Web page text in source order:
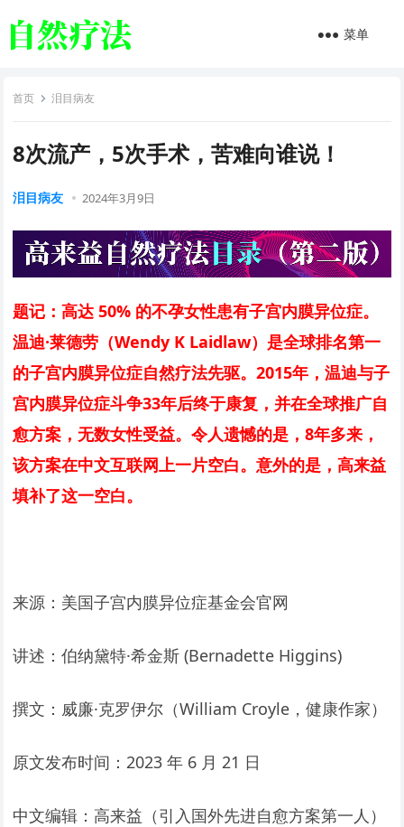
菜单
首页 泪目病友
8次流产，5次手术，苦难向谁说！
泪目病友 2024年3月9日
题记：高达 50% 的不孕女性患有子宫内膜异位症。
温迪·莱德劳（Wendy K Laidlaw）是全球排名第一
的子宫内膜异位症自然疗法先驱。2015年，温迪与子
宫内膜异位症斗争33年后终于康复，并在全球推广自
愈方案，无数女性受益。令人遗憾的是，8年多来，
该方案在中文互联网上一片空白。意外的是，高来益
填补了这一空白。
来源：美国子宫内膜异位症基金会官网
讲述：伯纳黛特·希金斯 (Bernadette Higgins)
撰文：威廉·克罗伊尔（William Croyle，健康作家）
原文发布时间：2023 年 6 月 21 日
中文编辑：高来益（引入国外先进自愈方案第一人）